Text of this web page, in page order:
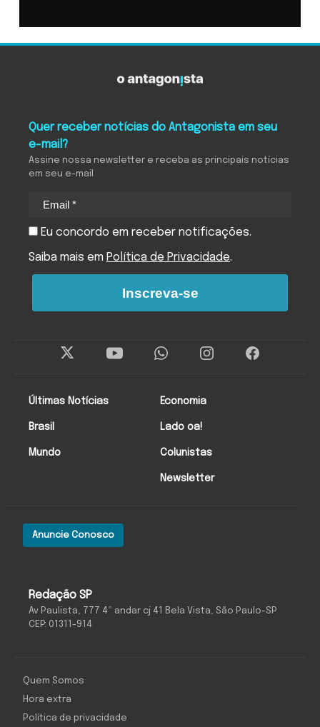
Redação SP
Av Paulista, 777 4º andar cj 41 Bela Vista, São Paulo-SP
CEP: 01311-914
Anuncie Conosco
Últimas Notícias
Brasil
Mundo
Economia
Lado oa!
Colunistas
Newsletter
Quer receber notícias do Antagonista em seu
e-mail?
Assine nossa newsletter e receba as principais notícias
em seu e-mail
Eu concordo em receber notificações.
Saiba mais em Política de Privacidade.
Inscreva-se
Quem Somos
Hora extra
Política de privacidade